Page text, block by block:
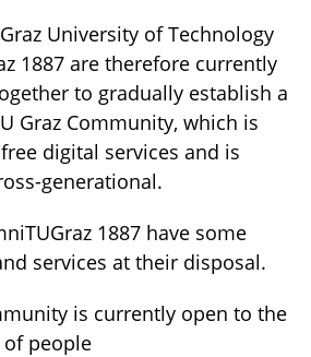
University of Technology
1887 are therefore currently
to gradually establish a
Graz Community, which is
digital services and is
generational.
1887 have some
services at their disposal.
is currently open to the
people